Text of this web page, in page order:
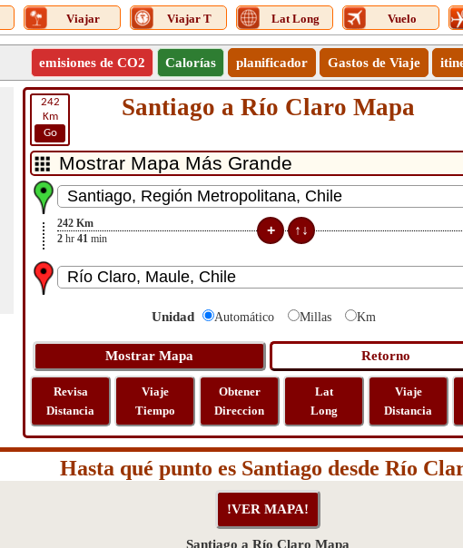
Viajar Viajar T Lat Long Vuelo
emisiones de CO2 Calorías planificador Gastos de Viaje
242
Km
Go
Santiago a Río Claro Mapa
242 Km
2 hr 41 min
Unidad Automático Millas Km
Revisa
Distancia
Viaje
Tiempo
Obtener
Direccion
Lat
Long
Viaje
Distancia
Hasta qué punto es Santiago desde Río
Santiago a Río Claro Mapa